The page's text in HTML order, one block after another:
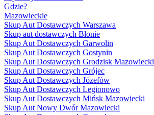
Gdzie?
Mazowieckie
Skup Aut Dostawczych Warszawa
Skup aut dostawczych Błonie
Skup Aut Dostawczych Garwolin
Skup Aut Dostawczych Gostynin
Skup Aut Dostawczych Grodzisk Mazowiecki
Skup Aut Dostawczych Grójec
Skup Aut Dostawczych Józefów
Skup Aut Dostawczych Legionowo
Skup Aut Dostawczych Mińsk Mazowiecki
Skup Aut Nowy Dwór Mazowiecki